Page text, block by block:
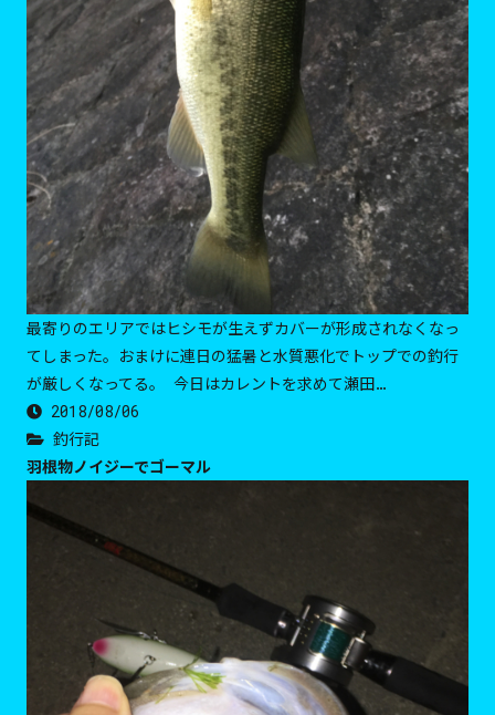
最寄りのエリアではヒシモが生えずカバーが形成されなくなっ
てしまった。おまけに連日の猛暑と水質悪化でトップでの釣行
が厳しくなってる。 今日はカレントを求めて瀬田…
2018/08/06
釣行記
羽根物ノイジーでゴーマル